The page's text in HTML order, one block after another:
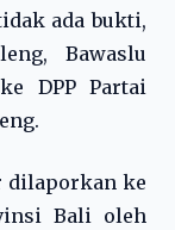
ada bukti,
Bawaslu
DPP Partai
dilaporkan ke
Bali oleh